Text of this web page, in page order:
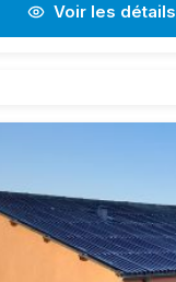
Voir les détails